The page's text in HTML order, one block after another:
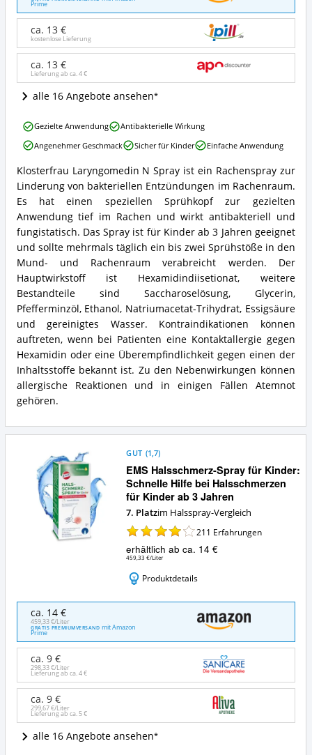
Spray
Angebote:
Wo
dieses
Halsspray
erhältlich?
Prime
ca. 13 €
kostenlose Lieferung
ca. 13 €
Lieferung ab ca.4 €
alle 16 Angebote ansehen
Klosterfrau
Laryngomedin
N
Spray
Zusammenfassung:
Was
bietet
dieses
Halsspray?
Klosterfrau Laryngomedin N Spray ist ein Rachenspray zur
Linderung von bakteriellen Entzündungen im Rachenraum.
Es hat einen speziellen Sprühkopf zur gezielten
Anwendung tief im Rachen und wirkt antibakteriell und
fungistatisch. Das Spray ist für Kinder ab 3 Jahren geeignet
und sollte mehrmals täglich ein bis zwei Sprühstöße in den
Mund- und Rachenraum verabreicht werden. Der
Hauptwirkstoff ist Hexamidindiisetionat, weitere
Bestandteile sind Saccharoselösung, Glycerin,
Pfefferminzöl, Ethanol, Natriumacetat-Trihydrat, Essigsäure
und gereinigtes Wasser. Kontraindikationen können
auftreten, wenn bei Patienten eine Kontaktallergie gegen
Hexamidin oder eine Überempfindlichkeit gegen einen der
Inhaltsstoffe bekannt ist. Zu den Nebenwirkungen können
allergische Reaktionen und in einigen Fällen Atemnot
gehören.
Klosterfrau
Laryngomedin
Vorteile:
Was
spricht
für
dieses
Halsspray?
Gezielte Anwendung
Antibakterielle Wirkung
Angenehmer Geschmack
Sicher für Kinder Einfache Anwendung
EMS Halsschmerz-Spray für Kinder:
Schnelle Hilfe bei Halsschmerzen
für Kinder ab 3 Jahren
GUT (1,7)
7. Platzim Halsspray-Vergleich
211 Erfahrungen
erhältlich ab ca. 14 €
459,33 €/Liter
Produktdetails
EMS
Halsschmerz-
Spray
für
Kinder:
Schnelle
Hilfe
Halsschmerzen
für
Kinder
ab
ca. 14 €
459,33 €/Liter
GRATIS PREMIUMVERSAND mit Amazon
Prime
ca. 9 €
298,33 €/Liter
Lieferung ab ca.4 €
ca. 9 €
299,67 €/Liter
Lieferung ab ca.5 €
alle 16 Angebote ansehen